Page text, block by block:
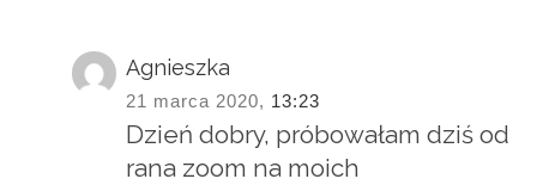
Agnieszka
21 marca 2020, 13:23
Dzień dobry, próbowałam dziś od
rana zoom na moich